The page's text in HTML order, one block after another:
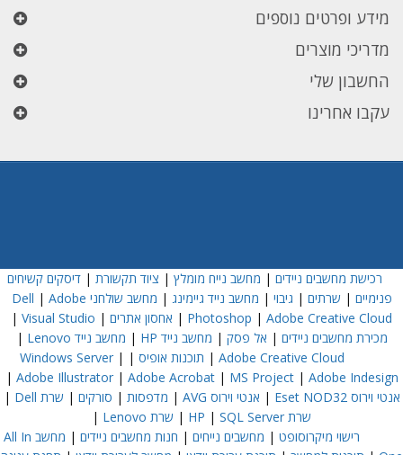
מידע ופרטים נוספים
מדריכי מוצרים
החשבון שלי
עקבו אחרינו
רכישת מחשבים ניידים | מחשב נייח מומלץ | ציוד תקשורת |דיסקים קשיחים
פנימיים | שרתים | גיבוי | מחשב נייד גיימינג | מחשב שולחני Dell | Adobe
Photoshop | Adobe Creative Cloud
| אחסון אתרים |
Visual Studio
|
מכירת מחשבים ניידים | אל פסק | מחשב נייד HP | מחשב נייד Lenovo
|
Adobe Creative Cloud
| תוכנות אופיס |
Windows Server|
Adobe Illustrator| Adobe Acrobat| MS Project| Adobe Indesign
|
אנטי וירוס Eset NOD32
| אנטי וירוס AVG | מדפסות | סורקים | שרת Dell
|
שרת HP
| SQL Server
| שרת Lenovo
|
רישוי מיקרוסופט | מחשבים נייחים | חנות מחשבים ניידים |
מחשב All In